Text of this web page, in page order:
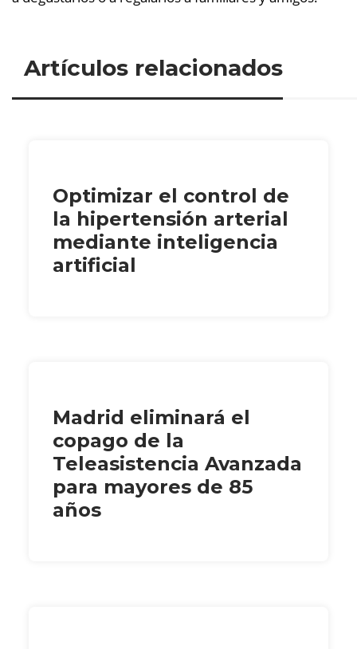
Artículos relacionados
Optimizar el control de
la hipertensión arterial
mediante inteligencia
artificial
Madrid eliminará el
copago de la
Teleasistencia Avanzada
para mayores de 85
años